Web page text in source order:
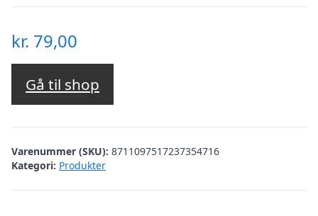
kr. 79,00
Gå til shop
Varenummer (SKU): 8711097517237354716
Kategori: Produkter